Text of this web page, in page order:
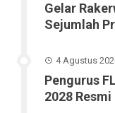
Gelar
Sejumlah
4 Agustus
Pengurus
2028